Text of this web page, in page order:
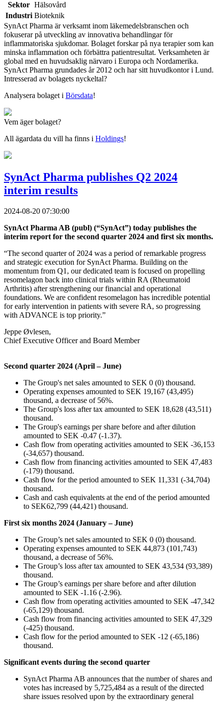
Sektor Hälsovård
Industri Bioteknik
SynAct Pharma är verksamt inom läkemedelsbranschen och
fokuserar på utveckling av innovativa behandlingar för
inflammatoriska sjukdomar. Bolaget forskar på nya terapier som kan
minska inflammation och förbättra patientresultat. Verksamheten är
global med en huvudsaklig närvaro i Europa och Nordamerika.
SynAct Pharma grundades år 2012 och har sitt huvudkontor i Lund.
Intresserad av bolagets nyckeltal?
Analysera bolaget i Börsdata!
Vem äger bolaget?
All ägardata du vill ha finns i Holdings!
SynAct Pharma publishes Q2 2024
interim results
2024-08-20 07:30:00
SynAct Pharma AB (publ) (“SynAct”) today publishes the
interim report for the second quarter 2024 and first six months.
“The second quarter of 2024 was a period of remarkable progress
and strategic execution for SynAct Pharma. Building on the
momentum from Q1, our dedicated team is focused on propelling
resomelagon back into clinical trials within RA (Rheumatoid
Arthritis) after strengthening our financial and operational
foundations. We are confident resomelagon has incredible potential
for early intervention in patients with severe RA, so progressing
with ADVANCE is top priority.”
Jeppe Øvlesen,
Chief Executive Officer and Board Member
Second quarter 2024 (April – June)
The Group's net sales amounted to SEK 0 (0) thousand.
Operating expenses amounted to SEK 19,167 (43,495)
thousand, a decrease of 56%.
The Group's loss after tax amounted to SEK 18,628 (43,511)
thousand.
The Group's earnings per share before and after dilution
amounted to SEK -0.47 (-1.37).
Cash flow from operating activities amounted to SEK -36,153
(-34,657) thousand.
Cash flow from financing activities amounted to SEK 47,483
(-179) thousand.
Cash flow for the period amounted to SEK 11,331 (-34,704)
thousand.
Cash and cash equivalents at the end of the period amounted
to SEK62,799 (44,421) thousand.
First six months 2024 (January – June)
The Group’s net sales amounted to SEK 0 (0) thousand.
Operating expenses amounted to SEK 44,873 (101,743)
thousand, a decrease of 56%.
The Group’s loss after tax amounted to SEK 43,534 (93,389)
thousand.
The Group’s earnings per share before and after dilution
amounted to SEK -1.16 (-2.96).
Cash flow from operating activities amounted to SEK -47,342
(-65,129) thousand.
Cash flow from financing activities amounted to SEK 47,329
(-425) thousand.
Cash flow for the period amounted to SEK -12 (-65,186)
thousand.
Significant events during the second quarter
SynAct Pharma AB announces that the number of shares and
votes has increased by 5,725,484 as a result of the directed
share issues resolved upon by the extraordinary general